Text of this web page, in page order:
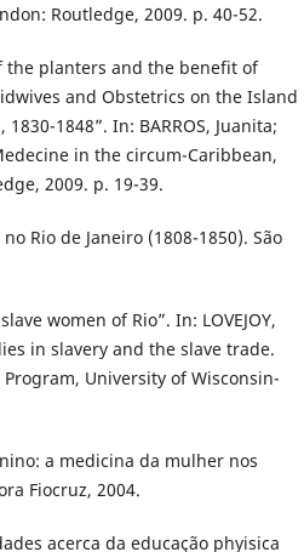
Routledge, 2009. p. 40-52.
the planters and the benefit of
and Obstetrics on the Island
1848”. In: BARROS, Juanita;
in the circum-Caribbean,
2009. p. 19-39.
Rio de Janeiro (1808-1850). São
women of Rio”. In: LOVEJOY,
in slavery and the slave trade.
University of Wisconsin-
a medicina da mulher nos
Fiocruz, 2004.
acerca da educação phyisica